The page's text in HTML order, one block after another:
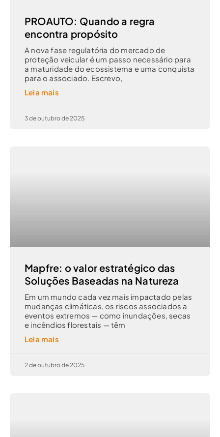
PROAUTO: Quando a regra
encontra propósito
A nova fase regulatória do mercado de
proteção veicular é um passo necessário para
a maturidade do ecossistema e uma conquista
para o associado. Escrevo,
Leia mais
3 de outubro de 2025
Mapfre: o valor estratégico das
Soluções Baseadas na Natureza
Em um mundo cada vez mais impactado pelas
mudanças climáticas, os riscos associados a
eventos extremos — como inundações, secas
e incêndios florestais — têm
Leia mais
2 de outubro de 2025